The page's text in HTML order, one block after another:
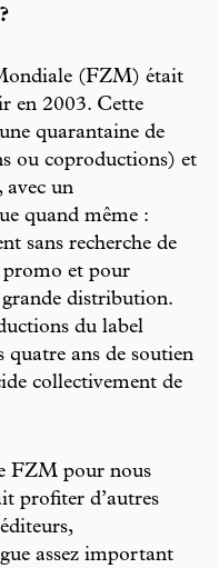
(FZM) était
en 2003. Cette
quarantaine de
ou coproductions) et
avec un
quand même :
sans recherche de
promo et pour
distribution.
du label
quatre ans de soutien
collectivement de
FZM pour nous
profiter d’autres
assez important